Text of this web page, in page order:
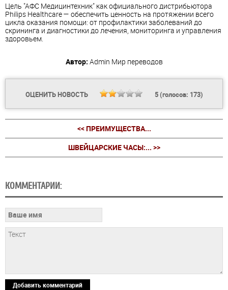
Цель "АФС Медицинтехник" как официального дистрибьютора
Philips Healthcare — обеспечить ценность на протяжении всего
цикла оказания помощи: от профилактики заболеваний до
скрининга и диагностики до лечения, мониторинга и управления
здоровьем.
Автор: Admin Мир переводов
ОЦЕНИТЬ НОВОСТЬ 5(голосов: 173)
<< ПРЕИМУЩЕСТВА...
ШВЕЙЦАРСКИЕ ЧАСЫ:... >>
КОММЕНТАРИИ:
Добавить комментарий